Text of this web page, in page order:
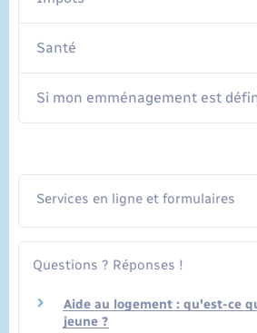
Santé
Si mon emménagement est
Services en ligne et formulaires
Questions ? Réponses !
Aide au logement : qu'est-ce
jeune ?